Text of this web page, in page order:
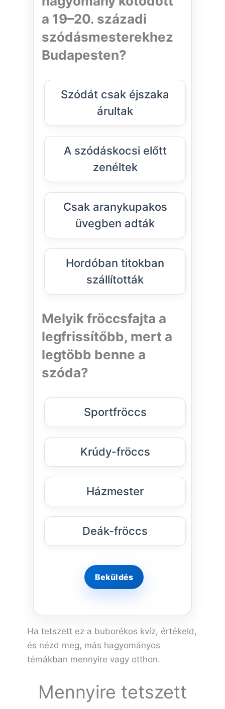
a 19–20. századi
szódásmesterekhez
Budapesten?
Szódát csak éjszaka
árultak
A szódáskocsi előtt
zenéltek
Csak aranykupakos
üvegben adták
Hordóban titokban
szállították
Melyik fröccsfajta a
legfrissítőbb, mert a
legtöbb benne a
szóda?
Sportfröccs
Krúdy-fröccs
Házmester
Deák-fröccs
Ha tetszett ez a buborékos kvíz, értékeld,
és nézd meg, más hagyományos
témákban mennyire vagy otthon.
Mennyire tetszett